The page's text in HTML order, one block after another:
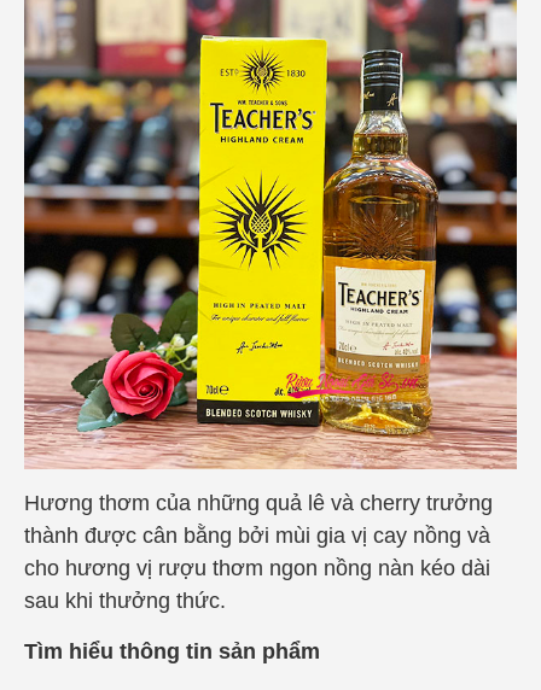
Hương thơm của những quả lê và cherry trưởng
thành được cân bằng bởi mùi gia vị cay nồng và
cho hương vị rượu thơm ngon nồng nàn kéo dài
sau khi thưởng thức.
Tìm hiểu thông tin sản phẩm